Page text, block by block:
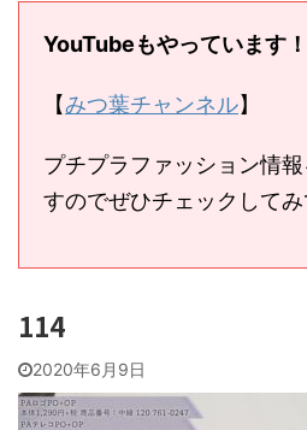
YouTubeもやっています！
【みつ葉チャンネル】
プチプラファッション情
すのでぜひチェックして
114
2020年6月9日